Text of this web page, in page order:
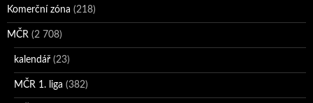
Komerční zóna (218)
MČR (2 708)
kalendář (23)
MČR 1. liga (382)